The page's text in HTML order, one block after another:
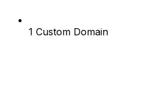
1 Custom Domain